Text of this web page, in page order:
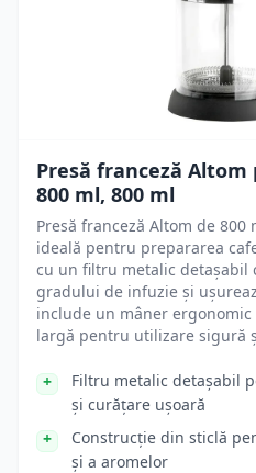
Presă franceză
800 ml, 800 ml
Presă franceză Altom de
ideală pentru prepararea
cu un filtru metalic detașabil
gradului de infuzie și
include un mâner
largă pentru utilizare sigură
Filtru metalic detașabil
și curățare ușoară
Construcție din sticlă
și a aromelor